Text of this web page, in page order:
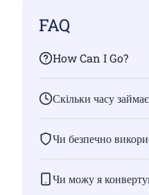
FAQ
How Can I Go?
Скільки часу
Чи безпечно
Чи можу я